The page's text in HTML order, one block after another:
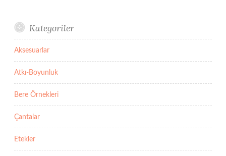
Kategoriler
Aksesuarlar
Atkı-Boyunluk
Bere Örnekleri
Çantalar
Etekler